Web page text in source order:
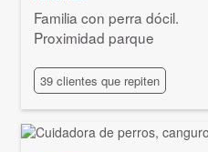
Familia con perra dócil.
Proximidad parque
39 clientes que repiten